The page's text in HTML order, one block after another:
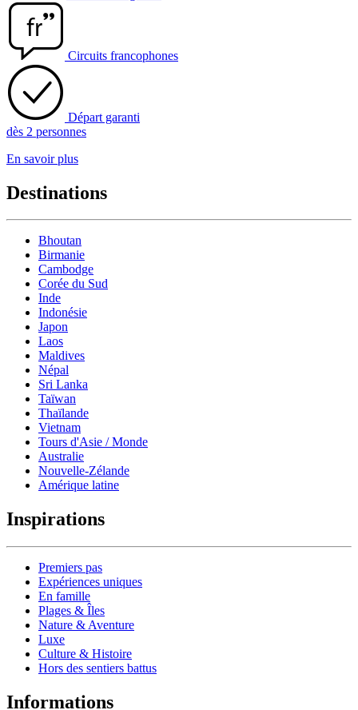
Circuits francophones
Départ garanti
dès 2 personnes
En savoir plus
Destinations
Bhoutan
Birmanie
Cambodge
Corée du Sud
Inde
Indonésie
Japon
Laos
Maldives
Népal
Sri Lanka
Taïwan
Thaïlande
Vietnam
Tours d'Asie / Monde
Australie
Nouvelle-Zélande
Amérique latine
Inspirations
Premiers pas
Expériences uniques
En famille
Plages & Îles
Nature & Aventure
Luxe
Culture & Histoire
Hors des sentiers battus
Informations